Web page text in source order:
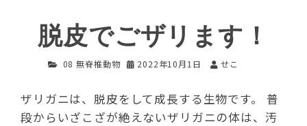
脱皮でごザリます！
08 無脊椎動物 2022年10月1日 せこ
ザリガニは、脱皮をして成長する生物です。 普
段からいざこざが絶えないザリガニの体は、汚